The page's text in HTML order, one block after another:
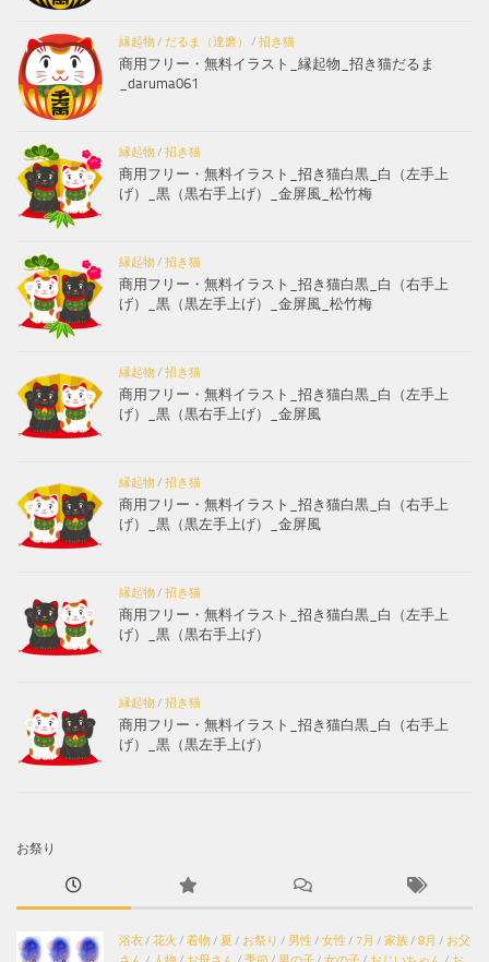
縁起物/ だるま（達磨） / 招き猫
商用フリー・無料イラスト_縁起物_招き猫だるま
_daruma061
縁起物/ 招き猫
商用フリー・無料イラスト_招き猫白黒_白（左手上
げ）_黒（黒右手上げ）_金屏風_松竹梅
縁起物/ 招き猫
商用フリー・無料イラスト_招き猫白黒_白（右手上
げ）_黒（黒左手上げ）_金屏風_松竹梅
縁起物/ 招き猫
商用フリー・無料イラスト_招き猫白黒_白（左手上
げ）_黒（黒右手上げ）_金屏風
縁起物/ 招き猫
商用フリー・無料イラスト_招き猫白黒_白（右手上
げ）_黒（黒左手上げ）_金屏風
縁起物/ 招き猫
商用フリー・無料イラスト_招き猫白黒_白（左手上
げ）_黒（黒右手上げ）
縁起物/ 招き猫
商用フリー・無料イラスト_招き猫白黒_白（右手上
げ）_黒（黒左手上げ）
お祭り
浴衣/ 花火 / 着物/ 夏 / お祭り / 男性 / 女性 / 7月 / 家族/ 8月 / お父